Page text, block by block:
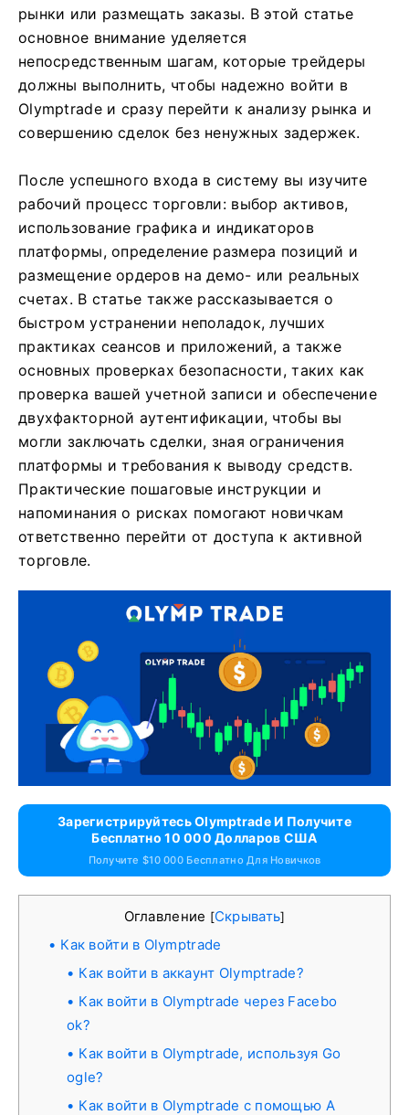
рынки или размещать заказы. В этой статье
основное внимание уделяется
непосредственным шагам, которые трейдеры
должны выполнить, чтобы надежно войти в
Olymptrade и сразу перейти к анализу рынка и
совершению сделок без ненужных задержек.
После успешного входа в систему вы изучите
рабочий процесс торговли: выбор активов,
использование графика и индикаторов
платформы, определение размера позиций и
размещение ордеров на демо- или реальных
счетах. В статье также рассказывается о
быстром устранении неполадок, лучших
практиках сеансов и приложений, а также
основных проверках безопасности, таких как
проверка вашей учетной записи и обеспечение
двухфакторной аутентификации, чтобы вы
могли заключать сделки, зная ограничения
платформы и требования к выводу средств.
Практические пошаговые инструкции и
напоминания о рисках помогают новичкам
ответственно перейти от доступа к активной
торговле.
Зарегистрируйтесь Olymptrade И Получите
Бесплатно 10 000 Долларов США
Получите $10 000 Бесплатно Для Новичков
Оглавление [Скрывать]
Как войти в Olymptrade
Как войти в аккаунт Olymptrade?
Как войти в Olymptrade через Facebo
ok?
Как войти в Olymptrade, используя Go
ogle?
Как войти в Olymptrade с помощью A